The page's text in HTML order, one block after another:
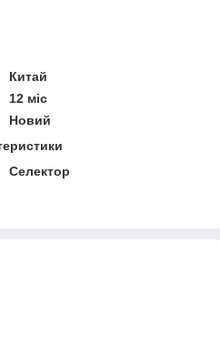
Китай
12 міс
Новий
Селектор